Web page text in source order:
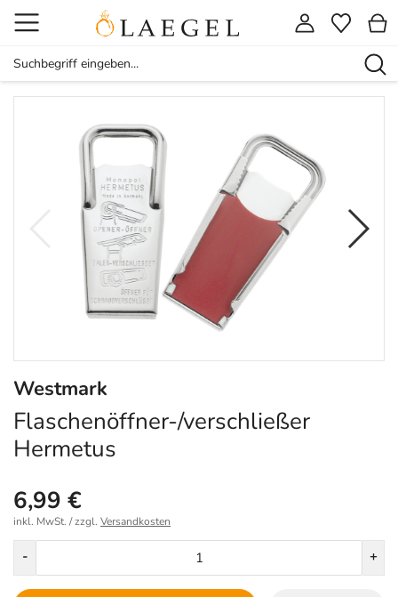
Westmark
Flaschenöffner-/verschließer
Hermetus
6,99 €
inkl. MwSt. / zzgl. Versandkosten
- +